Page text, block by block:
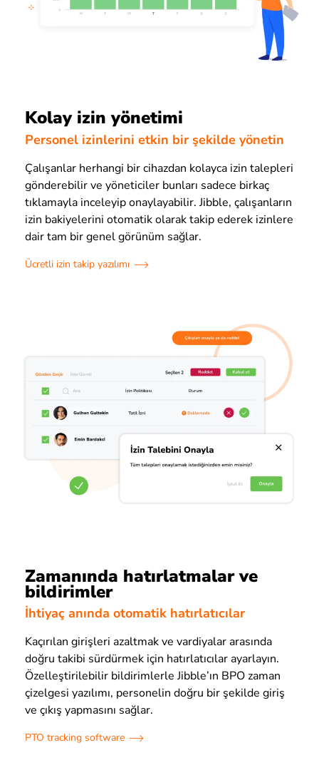
Kolay izin yönetimi
Personel izinlerini etkin bir şekilde yönetin
Çalışanlar herhangi bir cihazdan kolayca izin talepleri
gönderebilir ve yöneticiler bunları sadece birkaç
tıklamayla inceleyip onaylayabilir. Jibble, çalışanların
izin bakiyelerini otomatik olarak takip ederek izinlere
dair tam bir genel görünüm sağlar.
Ücretli izin takip yazılımı
Zamanında hatırlatmalar ve
bildirimler
İhtiyaç anında otomatik hatırlatıcılar
Kaçırılan girişleri azaltmak ve vardiyalar arasında
doğru takibi sürdürmek için hatırlatıcılar ayarlayın.
Özelleştirilebilir bildirimlerle Jibble’ın BPO zaman
çizelgesi yazılımı, personelin doğru bir şekilde giriş
ve çıkış yapmasını sağlar.
PTO tracking software